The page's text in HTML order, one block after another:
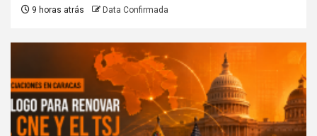
9 horas atrás Data Confirmada